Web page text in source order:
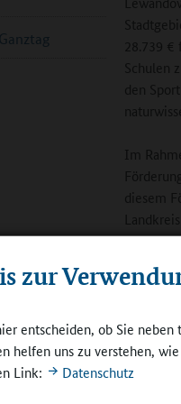
zur
entscheiden, ob Sie
helfen uns zu verstehen,
Link:
Datenschutz
28.739
Schulen
den
Im
diesem
stehen